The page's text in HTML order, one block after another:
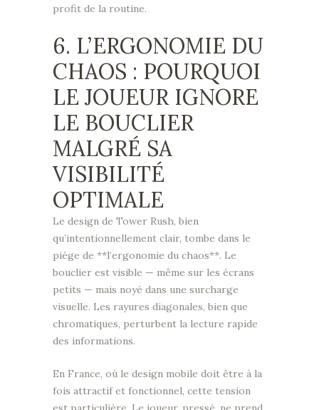
profit de la routine.
6. L’ERGONOMIE DU
CHAOS : POURQUOI
LE JOUEUR IGNORE
LE BOUCLIER
MALGRÉ SA
VISIBILITÉ
OPTIMALE
Le design de Tower Rush, bien
qu’intentionnellement clair, tombe dans le
piège de **l’ergonomie du chaos**. Le
bouclier est visible — même sur les écrans
petits — mais noyé dans une surcharge
visuelle. Les rayures diagonales, bien que
chromatiques, perturbent la lecture rapide
des informations.
En France, où le design mobile doit être à la
fois attractif et fonctionnel, cette tension